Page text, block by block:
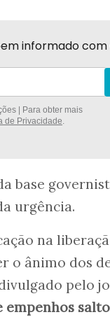
informado com
| Para obter mais
de Privacidade.
base
urgência.
na
o ânimo dos
pelo
empenhos